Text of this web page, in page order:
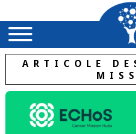
ARTICOLE